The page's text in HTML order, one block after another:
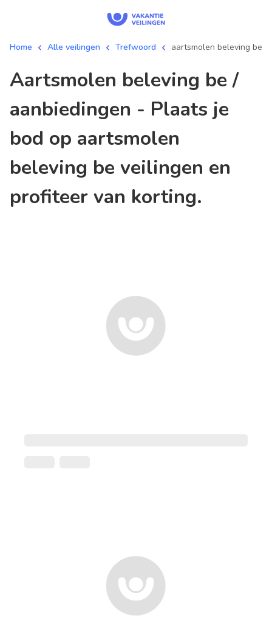
Home Alle veilingen Trefwoord aartsmolen beleving be
aartsmolen beleving be /
aanbiedingen - Plaats je
bod op aartsmolen
beleving be veilingen en
profiteer van korting.